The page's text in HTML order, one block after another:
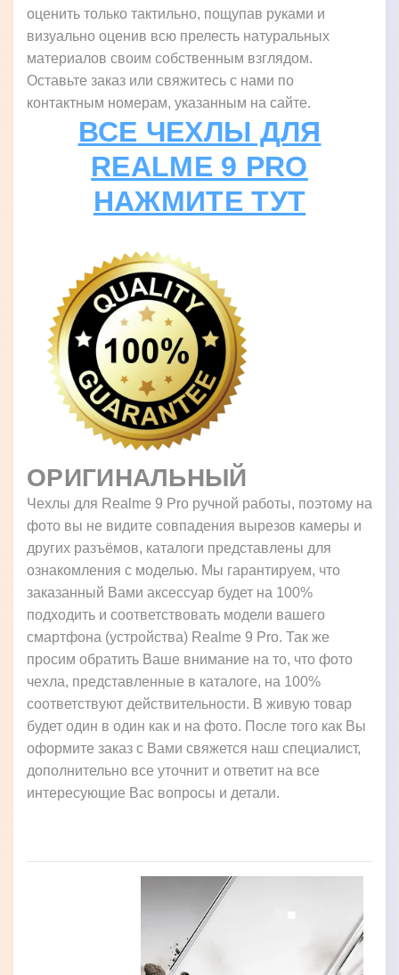
оценить только тактильно, пощупав руками и
визуально оценив всю прелесть натуральных
материалов своим собственным взглядом.
Оставьте заказ или свяжитесь с нами по
контактным номерам, указанным на сайте.
ВСЕ ЧЕХЛЫ ДЛЯ
REALME 9 PRO
НАЖМИТЕ ТУТ
ОРИГИНАЛЬНЫЙ
Чехлы для Realme 9 Pro ручной работы, поэтому на
фото вы не видите совпадения вырезов камеры и
других разъёмов, каталоги представлены для
ознакомления с моделью. Мы гарантируем, что
заказанный Вами аксессуар будет на 100%
подходить и соответствовать модели вашего
смартфона (устройства) Realme 9 Pro. Так же
просим обратить Ваше внимание на то, что фото
чехла, представленные в каталоге, на 100%
соответствуют действительности. В живую товар
будет один в один как и на фото. После того как Вы
оформите заказ с Вами свяжется наш специалист,
дополнительно все уточнит и ответит на все
интересующие Вас вопросы и детали.